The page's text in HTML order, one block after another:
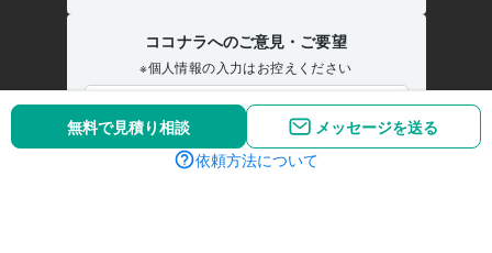
無料で見積り相談
メッセージを送る
依頼方法について